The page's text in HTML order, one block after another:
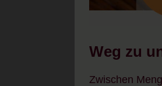
Weg zu
Zwischen